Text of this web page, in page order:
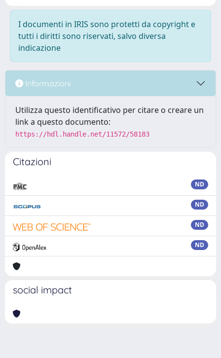
I documenti in IRIS sono protetti da copyright e
tutti i diritti sono riservati, salvo diversa
indicazione
Informazioni
Utilizza questo identificativo per citare o creare un
link a questo documento:
https://hdl.handle.net/11572/58183
Citazioni
ND
ND
ND
ND
social impact